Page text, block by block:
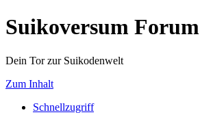
Suikoversum Forum
Dein Tor zur Suikodenwelt
Zum Inhalt
Schnellzugriff